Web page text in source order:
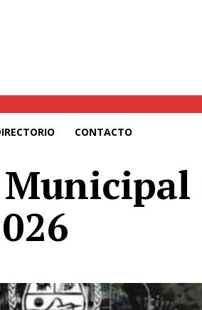
condiciones, continúan las ayudas y
CONTACTO